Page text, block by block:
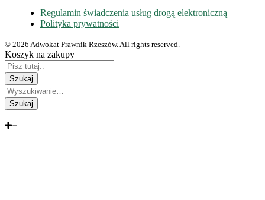
Regulamin świadczenia usług drogą elektroniczną
Polityka prywatności
© 2026 Adwokat Prawnik Rzeszów. All rights reserved.
Koszyk na zakupy